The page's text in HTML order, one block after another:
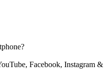
Facebook, Instagram &